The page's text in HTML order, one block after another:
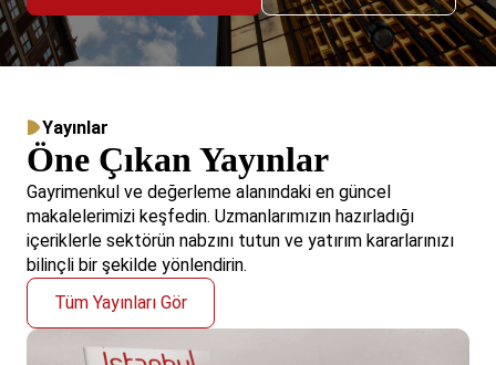
Yayınlar
Öne Çıkan Yayınlar
Gayrimenkul ve değerleme alanındaki en güncel
makalelerimizi keşfedin. Uzmanlarımızın hazırladığı
içeriklerle sektörün nabzını tutun ve yatırım kararlarınızı
bilinçli bir şekilde yönlendirin.
Tüm Yayınları Gör